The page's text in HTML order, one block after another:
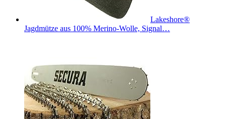
Lakeshore®
Jagdmütze aus 100% Merino-Wolle, Signal…